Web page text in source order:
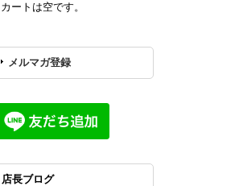
カートは空です。
メルマガ登録
店長ブログ